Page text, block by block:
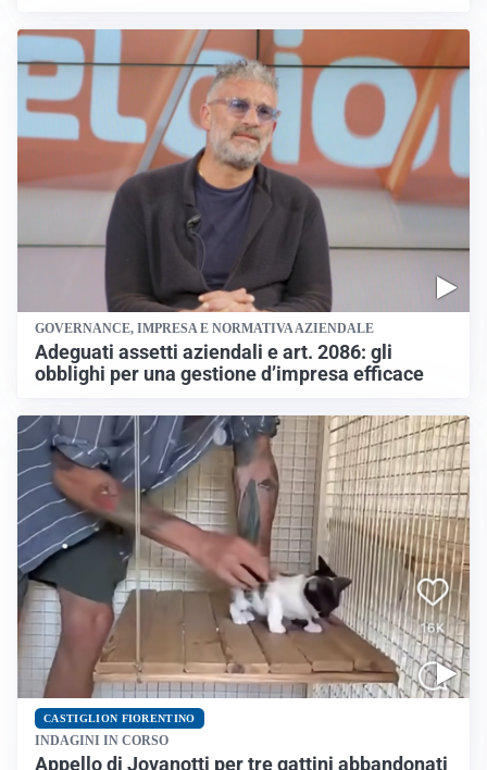
GOVERNANCE, IMPRESA E NORMATIVA AZIENDALE
Adeguati assetti aziendali e art. 2086: gli
obblighi per una gestione d’impresa efficace
CASTIGLION FIORENTINO
INDAGINI IN CORSO
Appello di Jovanotti per tre gattini abbandonati